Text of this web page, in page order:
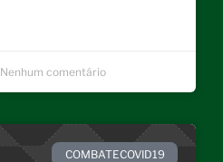
Nenhum comentário
COMBATECOVID19